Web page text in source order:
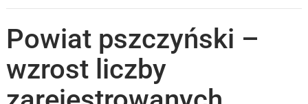
Powiat pszczyński –
wzrost liczby